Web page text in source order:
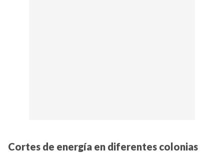
Cortes de energía en diferentes colonias